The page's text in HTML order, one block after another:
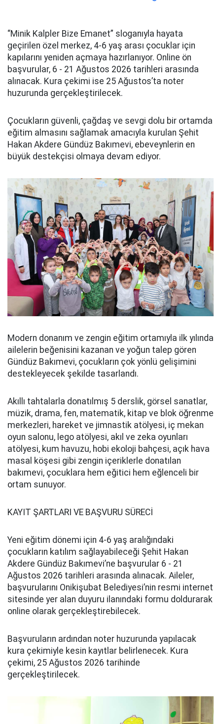
“Minik Kalpler Bize Emanet” sloganıyla hayata
geçirilen özel merkez, 4-6 yaş arası çocuklar için
kapılarını yeniden açmaya hazırlanıyor. Online ön
başvurular, 6 - 21 Ağustos 2026 tarihleri arasında
alınacak. Kura çekimi ise 25 Ağustos’ta noter
huzurunda gerçekleştirilecek.
Çocukların güvenli, çağdaş ve sevgi dolu bir ortamda
eğitim almasını sağlamak amacıyla kurulan Şehit
Hakan Akdere Gündüz Bakımevi, ebeveynlerin en
büyük destekçisi olmaya devam ediyor.
Modern donanım ve zengin eğitim ortamıyla ilk yılında
ailelerin beğenisini kazanan ve yoğun talep gören
Gündüz Bakımevi, çocukların çok yönlü gelişimini
destekleyecek şekilde tasarlandı.
Akıllı tahtalarla donatılmış 5 derslik, görsel sanatlar,
müzik, drama, fen, matematik, kitap ve blok öğrenme
merkezleri, hareket ve jimnastik atölyesi, iç mekan
oyun salonu, lego atölyesi, akıl ve zeka oyunları
atölyesi, kum havuzu, hobi ekoloji bahçesi, açık hava
masal köşesi gibi zengin içeriklerle donatılan
bakımevi, çocuklara hem eğitici hem eğlenceli bir
ortam sunuyor.
KAYIT ŞARTLARI VE BAŞVURU SÜRECİ
Yeni eğitim dönemi için 4-6 yaş aralığındaki
çocukların katılım sağlayabileceği Şehit Hakan
Akdere Gündüz Bakımevi’ne başvurular 6 - 21
Ağustos 2026 tarihleri arasında alınacak. Aileler,
başvurularını Onikişubat Belediyesi’nin resmi internet
sitesinde yer alan duyuru ilanındaki formu doldurarak
online olarak gerçekleştirebilecek.
Başvuruların ardından noter huzurunda yapılacak
kura çekimiyle kesin kayıtlar belirlenecek. Kura
çekimi, 25 Ağustos 2026 tarihinde
gerçekleştirilecek.